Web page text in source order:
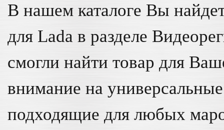
В нашем каталоге Вы
для Lada в разделе
смогли найти товар для
внимание на
подходящие для любых